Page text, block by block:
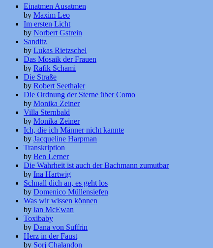
Einatmen Ausatmen
by Maxim Leo
Im ersten Licht
by Norbert Gstrein
Sanditz
by Lukas Rietzschel
Das Mosaik der Frauen
by Rafik Schami
Die Straße
by Robert Seethaler
Die Ordnung der Sterne über Como
by Monika Zeiner
Villa Sternbald
by Monika Zeiner
Ich, die ich Männer nicht kannte
by Jacqueline Harpman
Transkription
by Ben Lerner
Die Wahrheit ist auch der Bachmann zumutbar
by Ina Hartwig
Schnall dich an, es geht los
by Domenico Müllensiefen
Was wir wissen können
by Ian McEwan
Toxibaby
by Dana von Suffrin
Herz in der Faust
by Sorj Chalandon